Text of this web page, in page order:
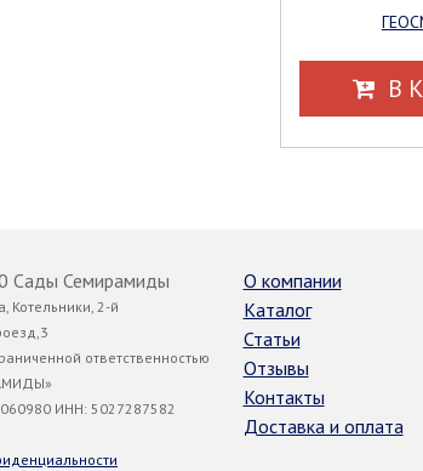
В
Сады Семирамиды
Котельники, 2-й
ответственностью
ИНН: 5027287582
О компании
Каталог
Статьи
Отзывы
Контакты
Доставка и оплата